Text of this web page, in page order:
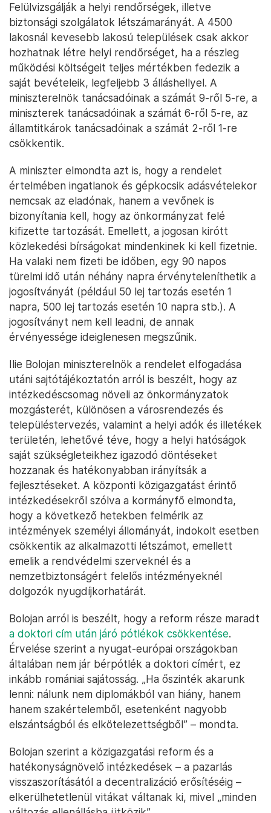
Felülvizsgálják a helyi rendőrségek, illetve
biztonsági szolgálatok létszámarányát. A 4500
lakosnál kevesebb lakosú települések csak akkor
hozhatnak létre helyi rendőrséget, ha a részleg
működési költségeit teljes mértékben fedezik a
saját bevételeik, legfeljebb 3 álláshellyel. A
miniszterelnök tanácsadóinak a számát 9-ről 5-re, a
miniszterek tanácsadóinak a számát 6-ről 5-re, az
államtitkárok tanácsadóinak a számát 2-ről 1-re
csökkentik.
A miniszter elmondta azt is, hogy a rendelet
értelmében ingatlanok és gépkocsik adásvételekor
nemcsak az eladónak, hanem a vevőnek is
bizonyítania kell, hogy az önkormányzat felé
kifizette tartozását. Emellett, a jogosan kirótt
közlekedési bírságokat mindenkinek ki kell fizetnie.
Ha valaki nem fizeti be időben, egy 90 napos
türelmi idő után néhány napra érvényteleníthetik a
jogosítványát (például 50 lej tartozás esetén 1
napra, 500 lej tartozás esetén 10 napra stb.). A
jogosítványt nem kell leadni, de annak
érvényessége ideiglenesen megszűnik.
Ilie Bolojan miniszterelnök a rendelet elfogadása
utáni sajtótájékoztatón arról is beszélt, hogy az
intézkedéscsomag növeli az önkormányzatok
mozgásterét, különösen a városrendezés és
településtervezés, valamint a helyi adók és illetékek
területén, lehetővé téve, hogy a helyi hatóságok
saját szükségleteikhez igazodó döntéseket
hozzanak és hatékonyabban irányítsák a
fejlesztéseket. A központi közigazgatást érintő
intézkedésekről szólva a kormányfő elmondta,
hogy a következő hetekben felmérik az
intézmények személyi állományát, indokolt esetben
csökkentik az alkalmazotti létszámot, emellett
emelik a rendvédelmi szerveknél és a
nemzetbiztonságért felelős intézményeknél
dolgozók nyugdíjkorhatárát.
Bolojan arról is beszélt, hogy a reform része maradt
a doktori cím után járó pótlékok csökkentése.
Érvelése szerint a nyugat-európai országokban
általában nem jár bérpótlék a doktori címért, ez
inkább romániai sajátosság. „Ha őszinték akarunk
lenni: nálunk nem diplomákból van hiány, hanem
hanem szakértelemből, esetenként nagyobb
elszántságból és elkötelezettségből” – mondta.
Bolojan szerint a közigazgatási reform és a
hatékonyságnövelő intézkedések – a pazarlás
visszaszorításától a decentralizáció erősítéséig –
elkerülhetetlenül vitákat váltanak ki, mivel „minden